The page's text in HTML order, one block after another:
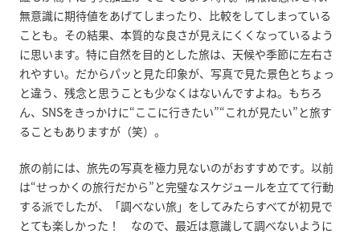
無意識に期待値をあげてしまったり、比較をしてしまっている
ことも。その結果、本質的な良さが見えにくくなっているよう
に思います。特に自然を目的とした旅は、天候や季節に左右さ
れやすい。だからパッと見た印象が、写真で見た景色とちょっ
と違う、残念と思うことも少なくはないんですよね。もちろ
ん、SNSをきっかけに“ここに行きたい”“これが見たい”と旅す
ることもありますが（笑）。
旅の前には、旅先の写真を極力見ないのがおすすめです。以前
は“せっかくの旅行だから”と完璧なスケジュールを立てて行動
する派でしたが、「調べない旅」をしてみたらすべてが初見で
とても楽しかった！ なので、最近は意識して調べないように